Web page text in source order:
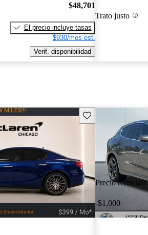
$48,701
El precio incluye tasas
$930/mes est.
Verif. disponibilidad
Trato justo
Guarda este Aviso
Precio reducido
-$1,000